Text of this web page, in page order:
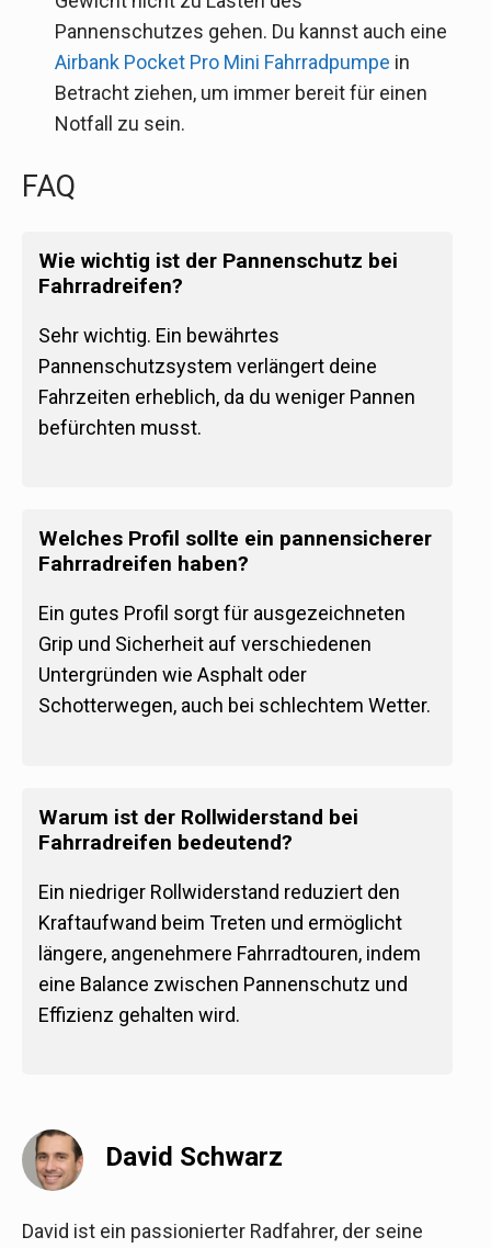
Pannenschutzes gehen. Du kannst auch eine
Airbank Pocket Pro Mini Fahrradpumpe in
Betracht ziehen, um immer bereit für einen
Notfall zu sein.
FAQ
Wie wichtig ist der Pannenschutz bei
Fahrradreifen?
Sehr wichtig. Ein bewährtes
Pannenschutzsystem verlängert deine
Fahrzeiten erheblich, da du weniger Pannen
befürchten musst.
Welches Profil sollte ein pannensicherer
Fahrradreifen haben?
Ein gutes Profil sorgt für ausgezeichneten
Grip und Sicherheit auf verschiedenen
Untergründen wie Asphalt oder
Schotterwegen, auch bei schlechtem Wetter.
Warum ist der Rollwiderstand bei
Fahrradreifen bedeutend?
Ein niedriger Rollwiderstand reduziert den
Kraftaufwand beim Treten und ermöglicht
längere, angenehmere Fahrradtouren, indem
eine Balance zwischen Pannenschutz und
Effizienz gehalten wird.
David Schwarz
David ist ein passionierter Radfahrer, der seine